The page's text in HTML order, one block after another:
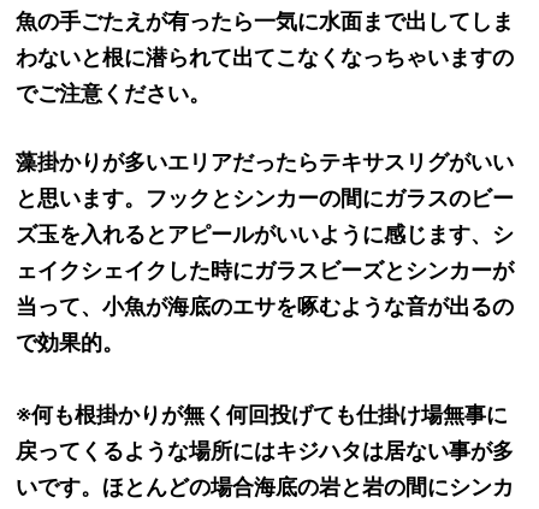
魚の手ごたえが有ったら一気に水面まで出してしま
わないと根に潜られて出てこなくなっちゃいますの
でご注意ください。
藻掛かりが多いエリアだったらテキサスリグがいい
と思います。フックとシンカーの間にガラスのビー
ズ玉を入れるとアピールがいいように感じます、シ
ェイクシェイクした時にガラスビーズとシンカーが
当って、小魚が海底のエサを啄むような音が出るの
で効果的。
※何も根掛かりが無く何回投げても仕掛け場無事に
戻ってくるような場所にはキジハタは居ない事が多
いです。ほとんどの場合海底の岩と岩の間にシンカ